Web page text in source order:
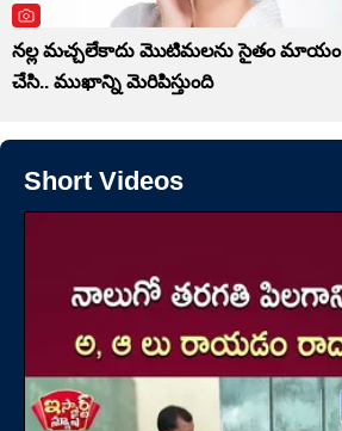
నల్ల మచ్చలేకాదు మొటిమలను సైతం మాయం
చేసి.. ముఖాన్ని మెరిపిస్తుంది
Short Videos